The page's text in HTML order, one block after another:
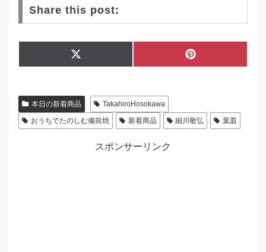
Share this post:
Share
on
X
(
i
t
t
e
Share
on
P
i
e
s
本日の新着商品
TakahiroHosokawa
おうちでたのしむ備前焼
新着商品 細川敬弘 葉皿
スポンサーリンク